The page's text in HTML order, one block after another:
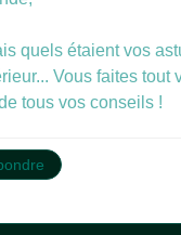
quels étaient vos
Vous faites
tous vos conseils !